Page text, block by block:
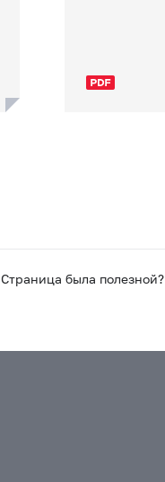
Страница была полезной?